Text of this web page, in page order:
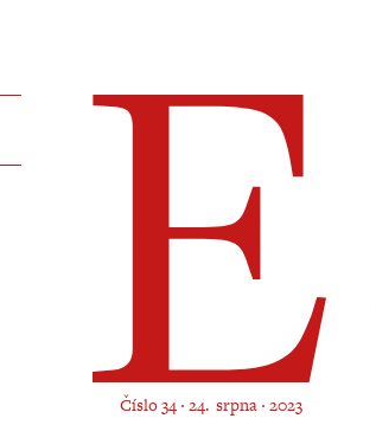
Číslo 34 ‧ 24. srpna ‧ 2023